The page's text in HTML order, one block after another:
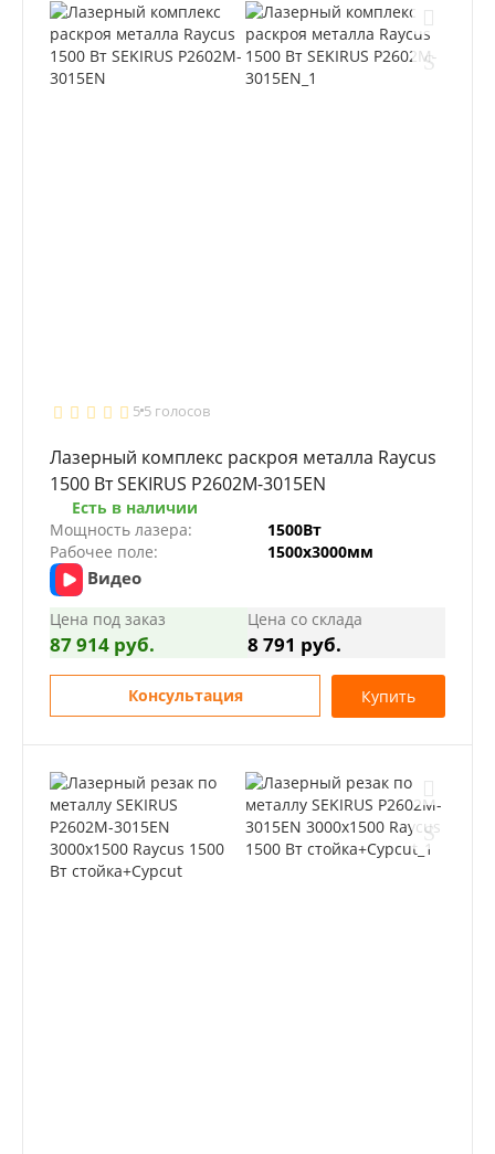
5 5 голосов
Лазерный комплекс раскроя металла Raycus
1500 Вт SEKIRUS P2602M-3015EN
Есть в наличии
Мощность лазера:
1500Вт
Рабочее поле:
1500х3000мм
Видео
Цена под заказ
87 914 руб.
Цена со склада
8 791 руб.
Консультация Купить